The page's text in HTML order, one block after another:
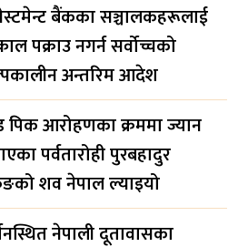
बैंकका सञ्चालकहरूलाई
पक्राउ नगर्न सर्वोच्चको
अन्तरिम आदेश
पिक आरोहणका क्रममा ज्यान
पर्वतारोही पुरबहादुर
शव नेपाल ल्याइयो
नेपाली दूतावासका